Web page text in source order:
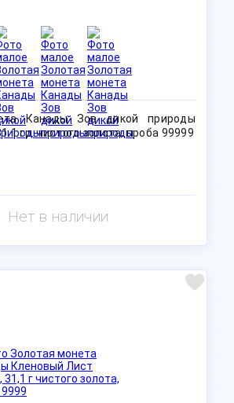
Канады Зов дикой природы
гр. чистого золота, проба 99999
Нет в наличии